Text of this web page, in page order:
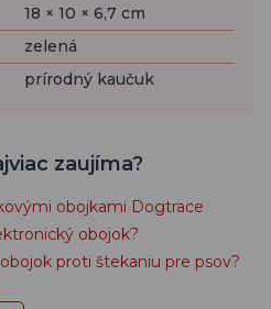
18 × 10 × 6,7 cm
zelená
prírodný kaučuk
zaujíma?
obojkami Dogtrace
obojok?
proti štekaniu pre psov?